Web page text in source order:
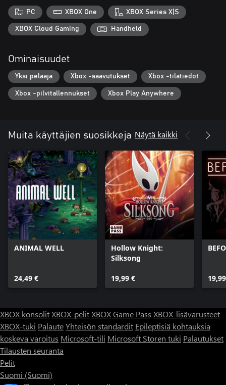
PC XBOX One XBOX Series X|S
XBOX Cloud Gaming Handheld
Ominaisuudet
Yksi pelaaja Xbox -saavutukset Xbox -tilatiedot
Xbox -pilvitallennukset Xbox Play Anywhere
Muita käyttäjien suosikkeja Näytä kaikki
ANIMAL WELL
24,49 €
Hollow Knight:
Silksong
19,99 €
XBOX konsolitXBOX-pelitXBOX Game Pass XBOX-lisävarusteet
XBOX-tuki PalauteYhteisön standardit Epileptisiä kohtauksia
koskeva varoitus Microsoft-tili Microsoft Storen tuki Palautukset
Tilausten seuranta
Pelit
Suomi (Suomi)